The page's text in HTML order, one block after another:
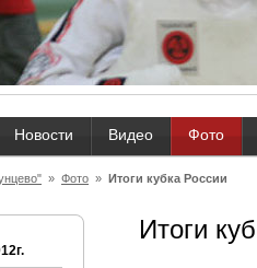
Новости Видео Фото
» Фото » Итоги кубка России
Итоги